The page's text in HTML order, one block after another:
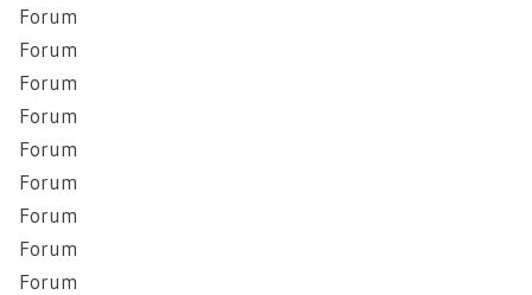
Forum
Forum
Forum
Forum
Forum
Forum
Forum
Forum
Forum